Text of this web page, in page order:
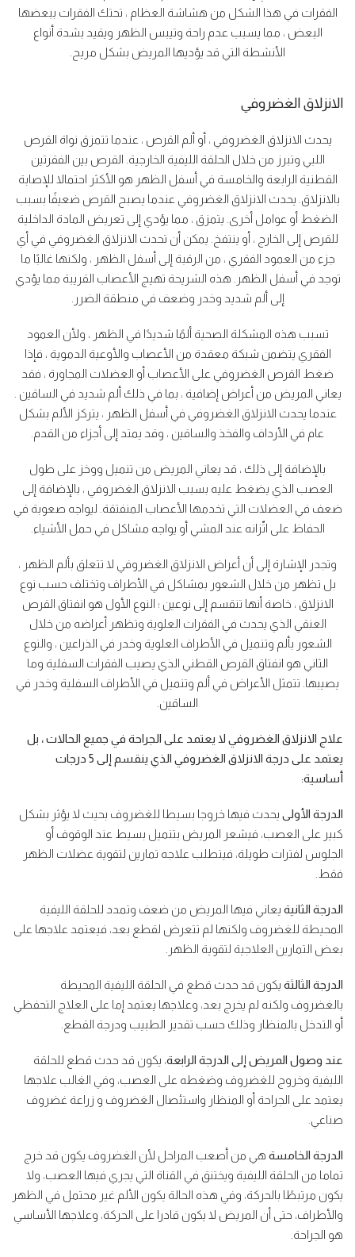
الفقرات في هذا الشكل من هشاشة العظام ، تحتك الفقرات ببعضها
البعض ، مما يسبب عدم راحة وتيبس الظهر ويقيد بشدة أنواع
الأنشطة التي قد يؤديها المريض بشكل مريح.
الانزلاق الغضروفي
يحدث الانزلاق الغضروفي ، أو ألم القرص ، عندما تتمزق نواة القرص
اللبي وتبرز من خلال الحلقة الليفية الخارجية. القرص بين الفقرتين
القطنية الرابعة والخامسة في أسفل الظهر هو الأكثر احتمالا للإصابة
بالانزلاق. يحدث الانزلاق الغضروفي عندما يصبح القرص ضعيفًا بسبب
الضغط أو عوامل أخرى. يتمزق ، مما يؤدي إلى تعريض المادة الداخلية
للقرص إلى الخارج ، أو ينتفخ. يمكن أن تحدث الانزلاق الغضروفي في أي
جزء من العمود الفقري ، من الرقبة إلى أسفل الظهر ، ولكنها غالبًا ما
توجد في أسفل الظهر. هذه الشريحة تهيج الأعصاب القريبة مما يؤدي
إلى ألم شديد وخدر وضعف في منطقة الضرر.
تسبب هذه المشكلة الصحية ألمًا شديدًا في الظهر ، ولأن العمود
الفقري يتضمن شبكة معقدة من الأعصاب والأوعية الدموية ، فإذا
ضغط القرص الغضروفي على الأعصاب أو العضلات المجاورة ، فقد
يعاني المريض من أعراض إضافية ، بما في ذلك ألم شديد في الساقين .
عندما يحدث الانزلاق الغضروفي في أسفل الظهر ، يتركز الألم بشكل
عام في الأرداف والفخذ والساقين ، وقد يمتد إلى أجزاء من القدم.
بالإضافة إلى ذلك ، قد يعاني المريض من تنميل ووخز على طول
العصب الذي يضغط عليه بسبب الانزلاق الغضروفي ، بالإضافة إلى
ضعف في العضلات التي تخدمها الأعصاب المنفتقة. ليواجه صعوبة في
الحفاظ على اتّزانه عند المشي أو يواجه مشاكل في حمل الأشياء.
وتجدر الإشارة إلى أن أعراض الانزلاق الغضروفي لا تتعلق بألم الظهر ،
بل تظهر من خلال الشعور بمشاكل في الأطراف وتختلف حسب نوع
الانزلاق ، خاصة أنها تنقسم إلى نوعين ؛ النوع الأول هو انفتاق القرص
العنقي الذي يحدث في الفقرات العلوية وتظهر أعراضه من خلال
الشعور بألم وتنميل في الأطراف العلوية وخدر في الذراعين ، والنوع
الثاني هو انفتاق القرص القطني الذي يصيب الفقرات السفلية وما
يصيبها. تتمثل الأعراض في ألم وتنميل في الأطراف السفلية وخدر في
الساقين.
علاج الانزلاق الغضروفي لا يعتمد على الجراحة في جميع الحالات ، بل
يعتمد على درجة الانزلاق الغضروفي الذي ينقسم إلى 5 درجات
أساسية:
الدرجة الأولى يحدث فيها خروجا بسيطا للغضروف بحيث لا يؤثر بشكل
كبير على العصب، فيشعر المريض بتنميل بسيط عند الوقوف أو
الجلوس لفترات طويلة، فيتطلب علاجه تمارين لتقوية عضلات الظهر
فقط.
الدرجة الثانية يعاني فيها المريض من ضعف وتمدد للحلقة الليفية
المحيطة للغضروف ولكنها لم تتعرض لقطع بعد، فيعتمد علاجها على
بعض التمارين العلاجية لتقوية الظهر.
الدرجة الثالثة يكون قد حدث قطع في الحلقة الليفية المحيطة
بالغضروف ولكنه لم يخرج بعد، وعلاجها يعتمد إما على العلاج التحفظي
أو التدخل بالمنظار وذلك حسب تقدير الطبيب ودرجة القطع.
عند وصول المريض إلى الدرجة الرابعة، يكون قد حدث قطع للحلقة
الليفية وخروج للغضروف وضغطه على العصب، وفي الغالب علاجها
يعتمد على الجراحة أو المنظار واستئصال الغضروف و زراعة غضروف
صناعي.
الدرجة الخامسة هي من أصعب المراحل لأن الغضروف يكون قد خرج
تماما من الحلقة الليفية ويختنق في القناة التي يجري فيها العصب، ولا
يكون مرتبطًا بالحركة، وفي هذه الحالة يكون الألم غير محتمل في الظهر
والأطراف، حتى أن المريض لا يكون قادرا على الحركة، وعلاجها الأساسي
هو الجراحة.